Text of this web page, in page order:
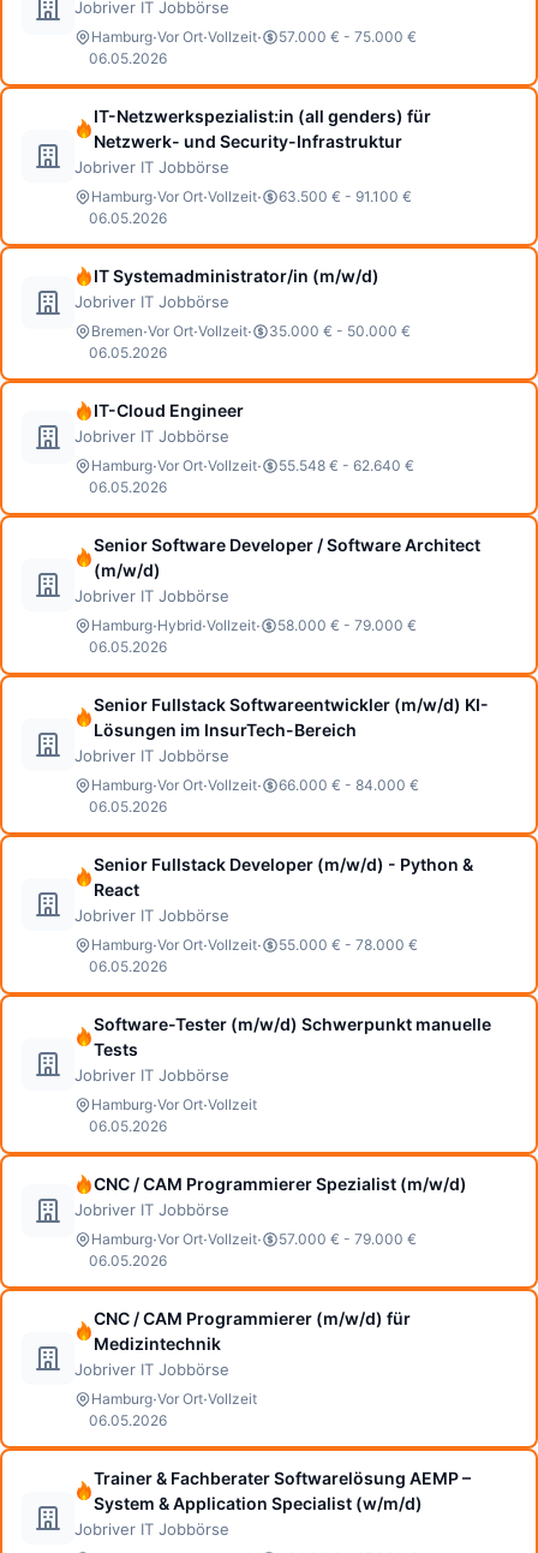
Jobriver IT Jobbörse
Hamburg·Vor Ort·Vollzeit·
57.000 € - 75.000 €
06.05.2026
IT-Netzwerkspezialist:in (all genders) für
Netzwerk- und Security-Infrastruktur
Jobriver IT Jobbörse
Hamburg·Vor Ort·Vollzeit·
63.500 € - 91.100 €
06.05.2026
IT Systemadministrator/in (m/w/d)
Jobriver IT Jobbörse
Bremen·Vor Ort·Vollzeit·
35.000 € - 50.000 €
06.05.2026
IT-Cloud Engineer
Jobriver IT Jobbörse
Hamburg·Vor Ort·Vollzeit·
55.548 € - 62.640 €
06.05.2026
Senior Software Developer / Software Architect
(m/w/d)
Jobriver IT Jobbörse
Hamburg·Hybrid·Vollzeit·
58.000 € - 79.000 €
06.05.2026
Senior Fullstack Softwareentwickler (m/w/d) KI-
Lösungen im InsurTech-Bereich
Jobriver IT Jobbörse
Hamburg·Vor Ort·Vollzeit·
66.000 € - 84.000 €
06.05.2026
Senior Fullstack Developer (m/w/d) - Python &
React
Jobriver IT Jobbörse
Hamburg·Vor Ort·Vollzeit·
55.000 € - 78.000 €
06.05.2026
Software-Tester (m/w/d) Schwerpunkt manuelle
Tests
Jobriver IT Jobbörse
Hamburg·Vor Ort·Vollzeit
06.05.2026
CNC / CAM Programmierer Spezialist (m/w/d)
Jobriver IT Jobbörse
Hamburg·Vor Ort·Vollzeit·
57.000 € - 79.000 €
06.05.2026
CNC / CAM Programmierer (m/w/d) für
Medizintechnik
Jobriver IT Jobbörse
Hamburg·Vor Ort·Vollzeit
06.05.2026
Trainer & Fachberater Softwarelösung AEMP –
System & Application Specialist (w/m/d)
Jobriver IT Jobbörse